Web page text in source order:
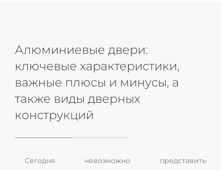
Алюминиевые двери:
ключевые характеристики,
важные плюсы и минусы, а
также виды дверных
конструкций
Сегодня невозможно представить